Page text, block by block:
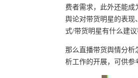
费者需求，此外还能成
舆论对带货明星的表现
式/带货明星有什么建议
那么直播带货舆情分析
析工作的开展，可供参